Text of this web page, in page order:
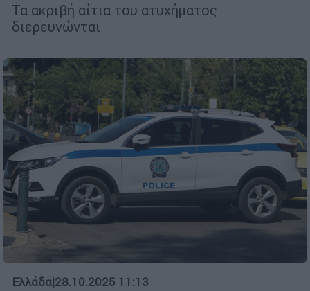
Τα ακριβή αίτια του ατυχήματος
διερευνώνται
Ελλάδα|28.10.2025 11:13